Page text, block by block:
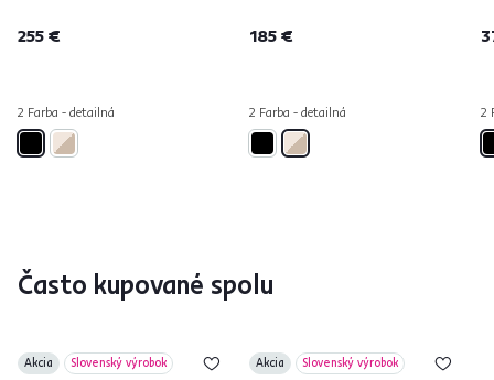
255 €
2 Farba - detailná
185 €
2 Farba - detailná 2
Často kupované spolu
Akcia Slovenský výrobok Akcia Slovenský výrobok